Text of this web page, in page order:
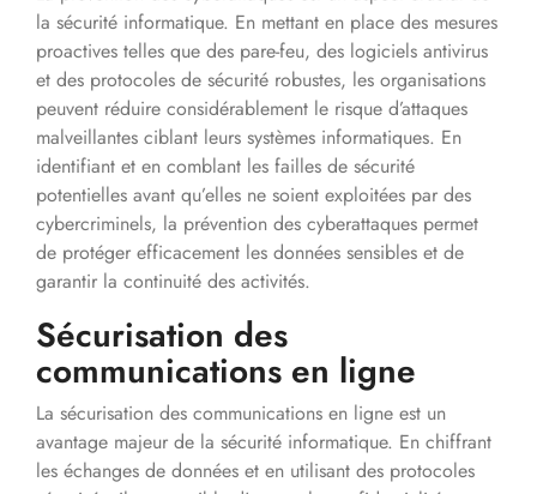
la sécurité informatique. En mettant en place des mesures
proactives telles que des pare-feu, des logiciels antivirus
et des protocoles de sécurité robustes, les organisations
peuvent réduire considérablement le risque d’attaques
malveillantes ciblant leurs systèmes informatiques. En
identifiant et en comblant les failles de sécurité
potentielles avant qu’elles ne soient exploitées par des
cybercriminels, la prévention des cyberattaques permet
de protéger efficacement les données sensibles et de
garantir la continuité des activités.
Sécurisation des
communications en ligne
La sécurisation des communications en ligne est un
avantage majeur de la sécurité informatique. En chiffrant
les échanges de données et en utilisant des protocoles